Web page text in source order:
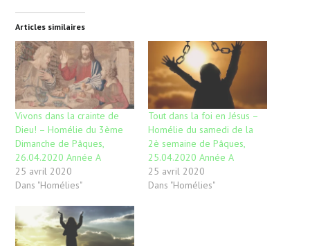
Articles similaires
Vivons dans la crainte de
Dieu! – Homélie du 3ème
Dimanche de Pâques,
26.04.2020 Année A
25 avril 2020
Dans "Homélies"
Tout dans la foi en Jésus –
Homélie du samedi de la
2è semaine de Pâques,
25.04.2020 Année A
25 avril 2020
Dans "Homélies"